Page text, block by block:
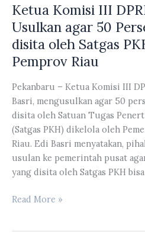
Mengadakan
Kegiatan
Bukber
dengan
BEM
Riau
&
Organisasi
Cipayung
Plus
Provinsi
Riau
Ketua Komisi III
Usulkan agar 50
disita oleh Satgas
Pemprov Riau
Pekanbaru – Ketua Komisi III
Basri, mengusulkan agar 50
disita oleh Satuan Tugas
(Satgas PKH) dikelola oleh
Riau. Edi Basri menyatakan,
usulan ke pemerintah pusat
yang disita oleh Satgas PKH
Ketua
Read More »